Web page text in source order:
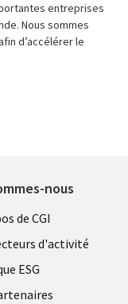
entreprises
Nous sommes
d’accélérer le
nous
de CGI
d'activité
ESG